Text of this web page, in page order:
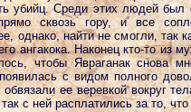
убийц. Среди этих людей был
сквозь гору, и все
однако, найти не смогли, так
ангакока. Наконец кто-то из
чтобы Явраганак снова
с видом полного
ее веревкой вокруг
с ней расплатились за то,